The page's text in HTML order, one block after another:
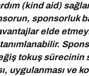
(kind aid)
sponsorluk
elde
tokuş sürecinin
uygulanması ve